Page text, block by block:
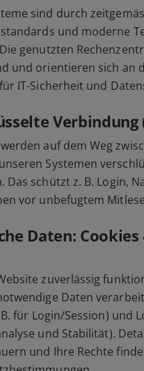
sind durch
und moderne
genutzten
und orientieren sich an
IT-Sicherheit und
Verbindung
auf dem Weg
Systemen
Das schützt z. B. Login,
vor unbefugtem
Daten:
zuverlässig
Daten
für Login/Session) und
und Stabilität).
und Ihre Rechte